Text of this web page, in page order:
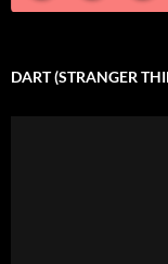
DART (STRANGER